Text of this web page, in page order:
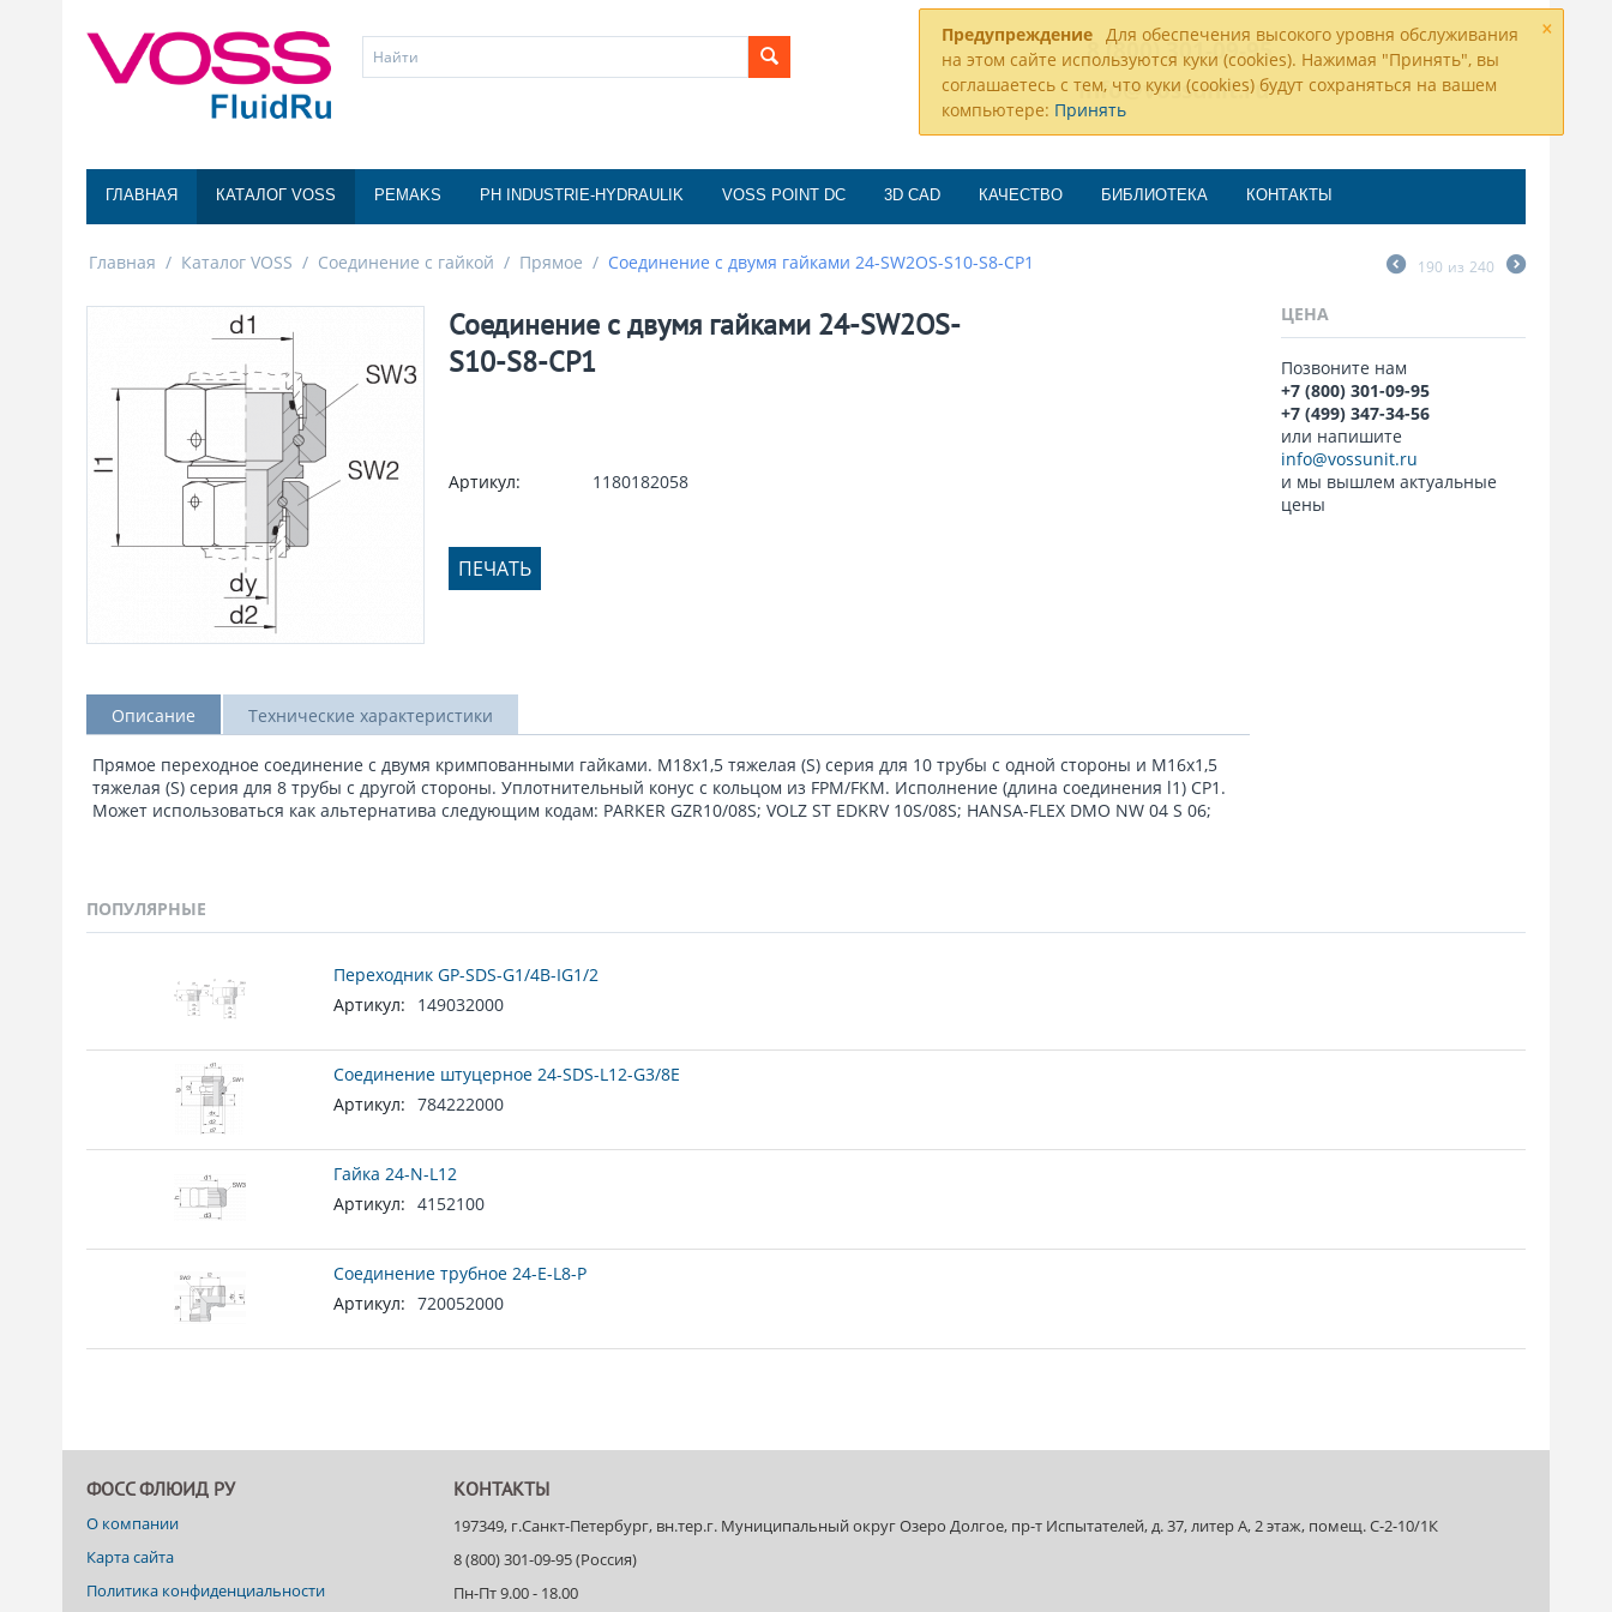
×
Предупреждение Для обеспечения высокого уровня обслуживания
на этом сайте используются куки (cookies). Нажимая "Принять", вы
соглашаетесь с тем, что куки (cookies) будут сохраняться на вашем
компьютере: Принять
8 (800) 301-09-95
info@vossunit.ru
ГЛАВНАЯ КАТАЛОГ VOSS PEMAKS PH INDUSTRIE-HYDRAULIK VOSS POINT DC 3D CAD КАЧЕСТВО БИБЛИОТЕКА КОНТАКТЫ
Главная / Каталог VOSS / Соединение с гайкой / Прямое / Соединение с двумя гайками 24-SW2OS-S10-S8-CP1 190 из 240
Соединение с двумя гайками 24-SW2OS-
S10-S8-CP1
Артикул: 1180182058
ПЕЧАТЬ
Описание Технические характеристики
Прямое переходное соединение с двумя кримпованными гайками. M18x1,5 тяжелая (S) серия для 10 трубы с одной стороны и M16x1,5
тяжелая (S) серия для 8 трубы с другой стороны. Уплотнительный конус с кольцом из FPM/FKM. Исполнение (длина соединения l1) CP1.
Может использоваться как альтернатива следующим кодам: PARKER GZR10/08S; VOLZ ST EDKRV 10S/08S; HANSA-FLEX DMO NW 04 S 06;
ЦЕНА
Позвоните нам
+7 (800) 301-09-95
+7 (499) 347-34-56
или напишите
info@vossunit.ru
и мы вышлем актуальные
цены
ПОПУЛЯРНЫЕ
Переходник GP-SDS-G1/4B-IG1/2
Артикул:
149032000
Соединение штуцерное 24-SDS-L12-G3/8E
Артикул: 784222000
Гайка 24-N-L12
Артикул: 4152100
Соединение трубное 24-E-L8-P
Артикул: 720052000
ФОСС ФЛЮИД РУ
О компании
Карта сайта
Политика конфиденциальности
КОНТАКТЫ
197349, г.Санкт-Петербург, вн.тер.г. Муниципальный округ Озеро Долгое, пр-т Испытателей, д. 37, литер А, 2 этаж, помещ. С-2-10/1К
8 (800) 301-09-95 (Россия)
Пн-Пт 9.00 - 18.00